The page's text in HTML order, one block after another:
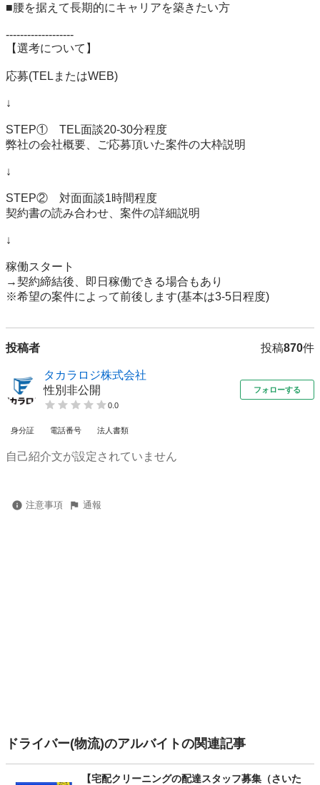
■腰を据えて長期的にキャリアを築きたい方
-------------------
【選考について】
応募(TELまたはWEB)
↓
STEP①　TEL面談20-30分程度
弊社の会社概要、ご応募頂いた案件の大枠説明
↓
STEP②　対面面談1時間程度
契約書の読み合わせ、案件の詳細説明
↓
稼働スタート
→契約締結後、即日稼働できる場合もあり
※希望の案件によって前後します(基本は3-5日程度)
投稿者 投稿870件
タカラロジ株式会社
性別非公開
0.0
フォローする
身分証 電話番号 法人書類
自己紹介文が設定されていません
注意事項 通報
ドライバー(物流)のアルバイトの関連記事
【宅配クリーニングの配達スタッフ募集（さいた